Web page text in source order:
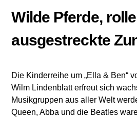
Wilde Pferde,
ausgestreckte
Die Kinderreihe um „Ella & Ben“
Wilm Lindenblatt erfreut sich
Musikgruppen aus aller Welt
Queen, Abba und die Beatles